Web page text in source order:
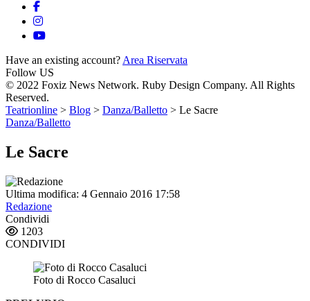
Have an existing account? Area Riservata
Follow US
© 2022 Foxiz News Network. Ruby Design Company. All Rights
Reserved.
Teatrionline > Blog > Danza/Balletto > Le Sacre
Danza/Balletto
Le Sacre
Ultima modifica: 4 Gennaio 2016 17:58
Redazione
Condividi
1203
CONDIVIDI
Foto di Rocco Casaluci